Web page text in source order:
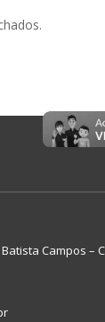
Campos –